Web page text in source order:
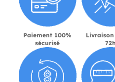
Paiement 100%
sécurisé
72h